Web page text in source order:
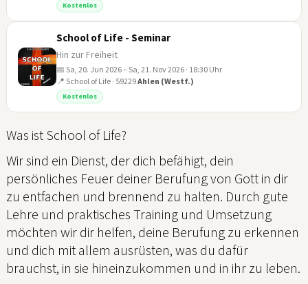
Kostenlos
School of Life - Seminar
Hin zur Freiheit
📅 Sa, 20. Jun 2026 – Sa, 21. Nov 2026 · 18:30 Uhr
📍 School of Life · 59229Ahlen (Westf.)
Kostenlos
Was ist School of Life?
Wir sind ein Dienst, der dich befähigt, dein
persönliches Feuer deiner Berufung von Gott in dir
zu entfachen und brennend zu halten. Durch gute
Lehre und praktisches Training und Umsetzung
möchten wir dir helfen, deine Berufung zu erkennen
und dich mit allem ausrüsten, was du dafür
brauchst, in sie hineinzukommen und in ihr zu leben.